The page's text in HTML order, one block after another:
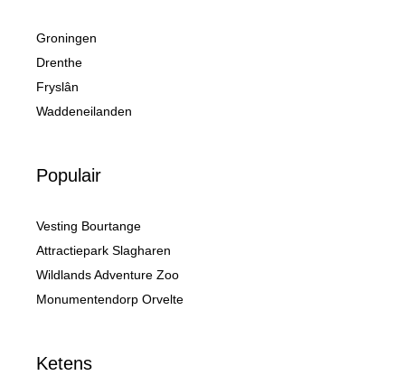
Groningen
Drenthe
Fryslân
Waddeneilanden
Populair
Vesting Bourtange
Attractiepark Slagharen
Wildlands Adventure Zoo
Monumentendorp Orvelte
Ketens